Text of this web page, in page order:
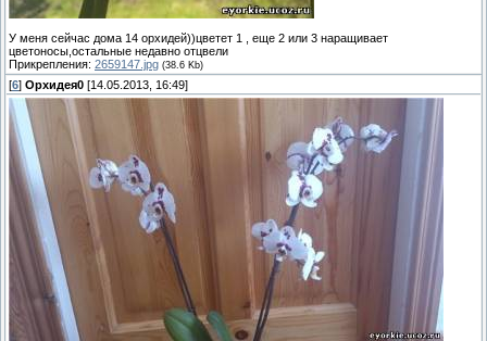
У меня сейчас дома 14 орхидей))цветет 1 , еще 2 или 3 наращивает
цветоносы,остальные недавно отцвели
Прикрепления: 2659147.jpg (38.6 Kb)
[6] Орхидея0 [14.05.2013, 16:49]